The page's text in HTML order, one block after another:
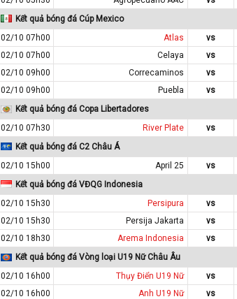
Kết quả bóng đá Cúp Mexico
02/10 07h00
Atlas vs
02/10 07h00
Celaya vs
02/10 09h00
Correcaminos vs
02/10 09h00
Puebla vs
Kết quả bóng đá Copa Libertadores
02/10 07h30
River Plate vs
Kết quả bóng đá C2 Châu Á
02/10 15h00
April 25 vs
Kết quả bóng đá VĐQG Indonesia
02/10 15h30
Persipura vs
02/10 15h30
Persija Jakarta vs
02/10 18h30
Arema Indonesia vs
Kết quả bóng đá Vòng loại U19 Nữ Châu Âu
02/10 16h00
Thụy Điển U19 Nữ vs
02/10 16h00
Anh U19 Nữ vs